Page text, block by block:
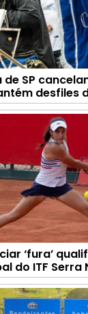
de SP
desfiles
‘fura’
do ITF Serra